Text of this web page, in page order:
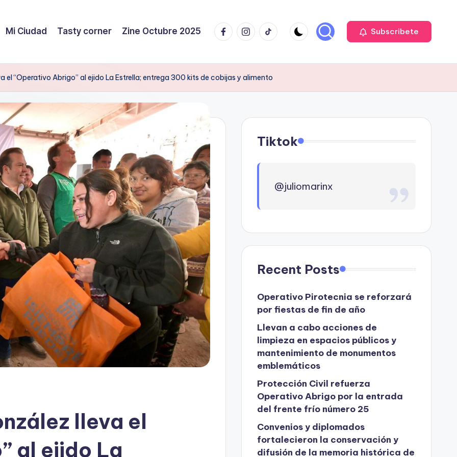
Mi Ciudad Tasty corner Zine Octubre 2025 FacebookInstagram
TIKTOK Subscribete
el “Operativo Abrigo” al ejido La Estrella; entrega 300 kits de cobijas y alimento
lleva el
al ejido La
Tiktok
@juliomarinx
Recent Posts
Operativo Pirotecnia se reforzará
por fiestas de fin de año
Llevan a cabo acciones de
limpieza en espacios públicos y
mantenimiento de monumentos
emblemáticos
Protección Civil refuerza
Operativo Abrigo por la entrada
del frente frío número 25
Convenios y diplomados
fortalecieron la conservación y
difusión de la memoria histórica de